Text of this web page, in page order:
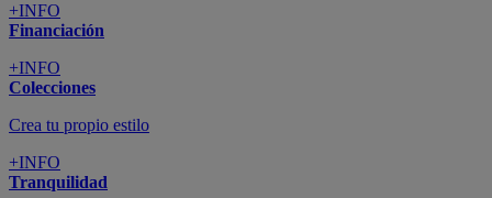
+INFO
Financiación
+INFO
Colecciones
Crea tu propio estilo
+INFO
Tranquilidad